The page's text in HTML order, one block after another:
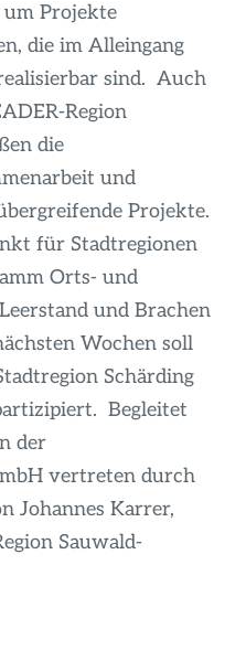
um Projekte
die im Alleingang
sind. Auch
Region
die
und
Projekte.
für Stadtregionen
Orts- und
und Brachen
Wochen soll
Schärding
Begleitet
der
vertreten durch
Johannes Karrer,
Sauwald-